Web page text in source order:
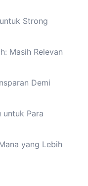
Strong
Masih Relevan
Demi
untuk Para
yang Lebih